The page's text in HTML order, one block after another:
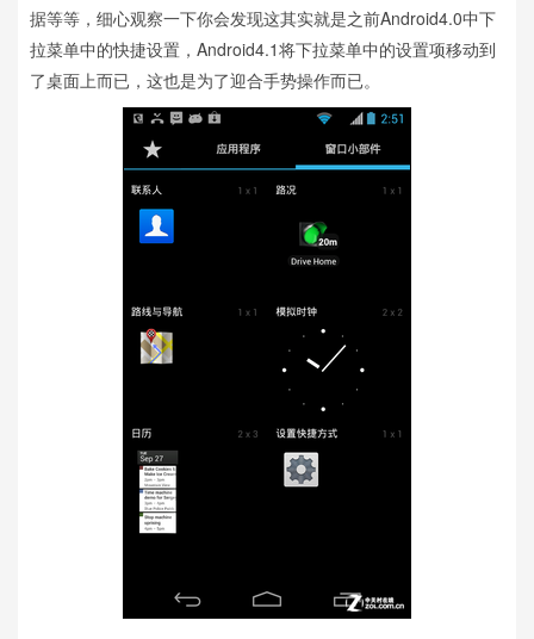
据等等，细心观察一下你会发现这其实就是之前Android4.0中下
拉菜单中的快捷设置，Android4.1将下拉菜单中的设置项移动到
了桌面上而已，这也是为了迎合手势操作而已。